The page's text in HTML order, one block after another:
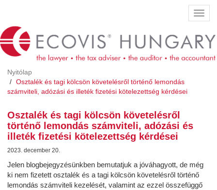
Nyitólap
Osztalék és tagi kölcsön követelésről történő lemondás
számviteli, adózási és illeték fizetési kötelezettség kérdései
Osztalék és tagi kölcsön követelésről
történő lemondás számviteli, adózási és
illeték fizetési kötelezettség kérdései
2023. december 20.
Jelen blogbejegyzésünkben bemutatjuk a jóváhagyott, de még
ki nem fizetett osztalék és a tagi kölcsön követelésről történő
lemondás számviteli kezelését, valamint az ezzel összefüggő